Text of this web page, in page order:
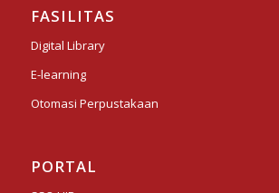
FASILITAS
Digital Library
E-learning
Otomasi Perpustakaan
PORTAL